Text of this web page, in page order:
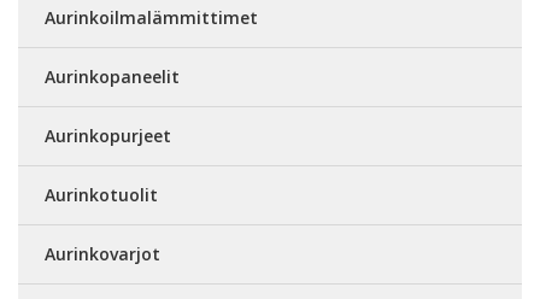
Aurinkoilmalämmittimet
Aurinkopaneelit
Aurinkopurjeet
Aurinkotuolit
Aurinkovarjot